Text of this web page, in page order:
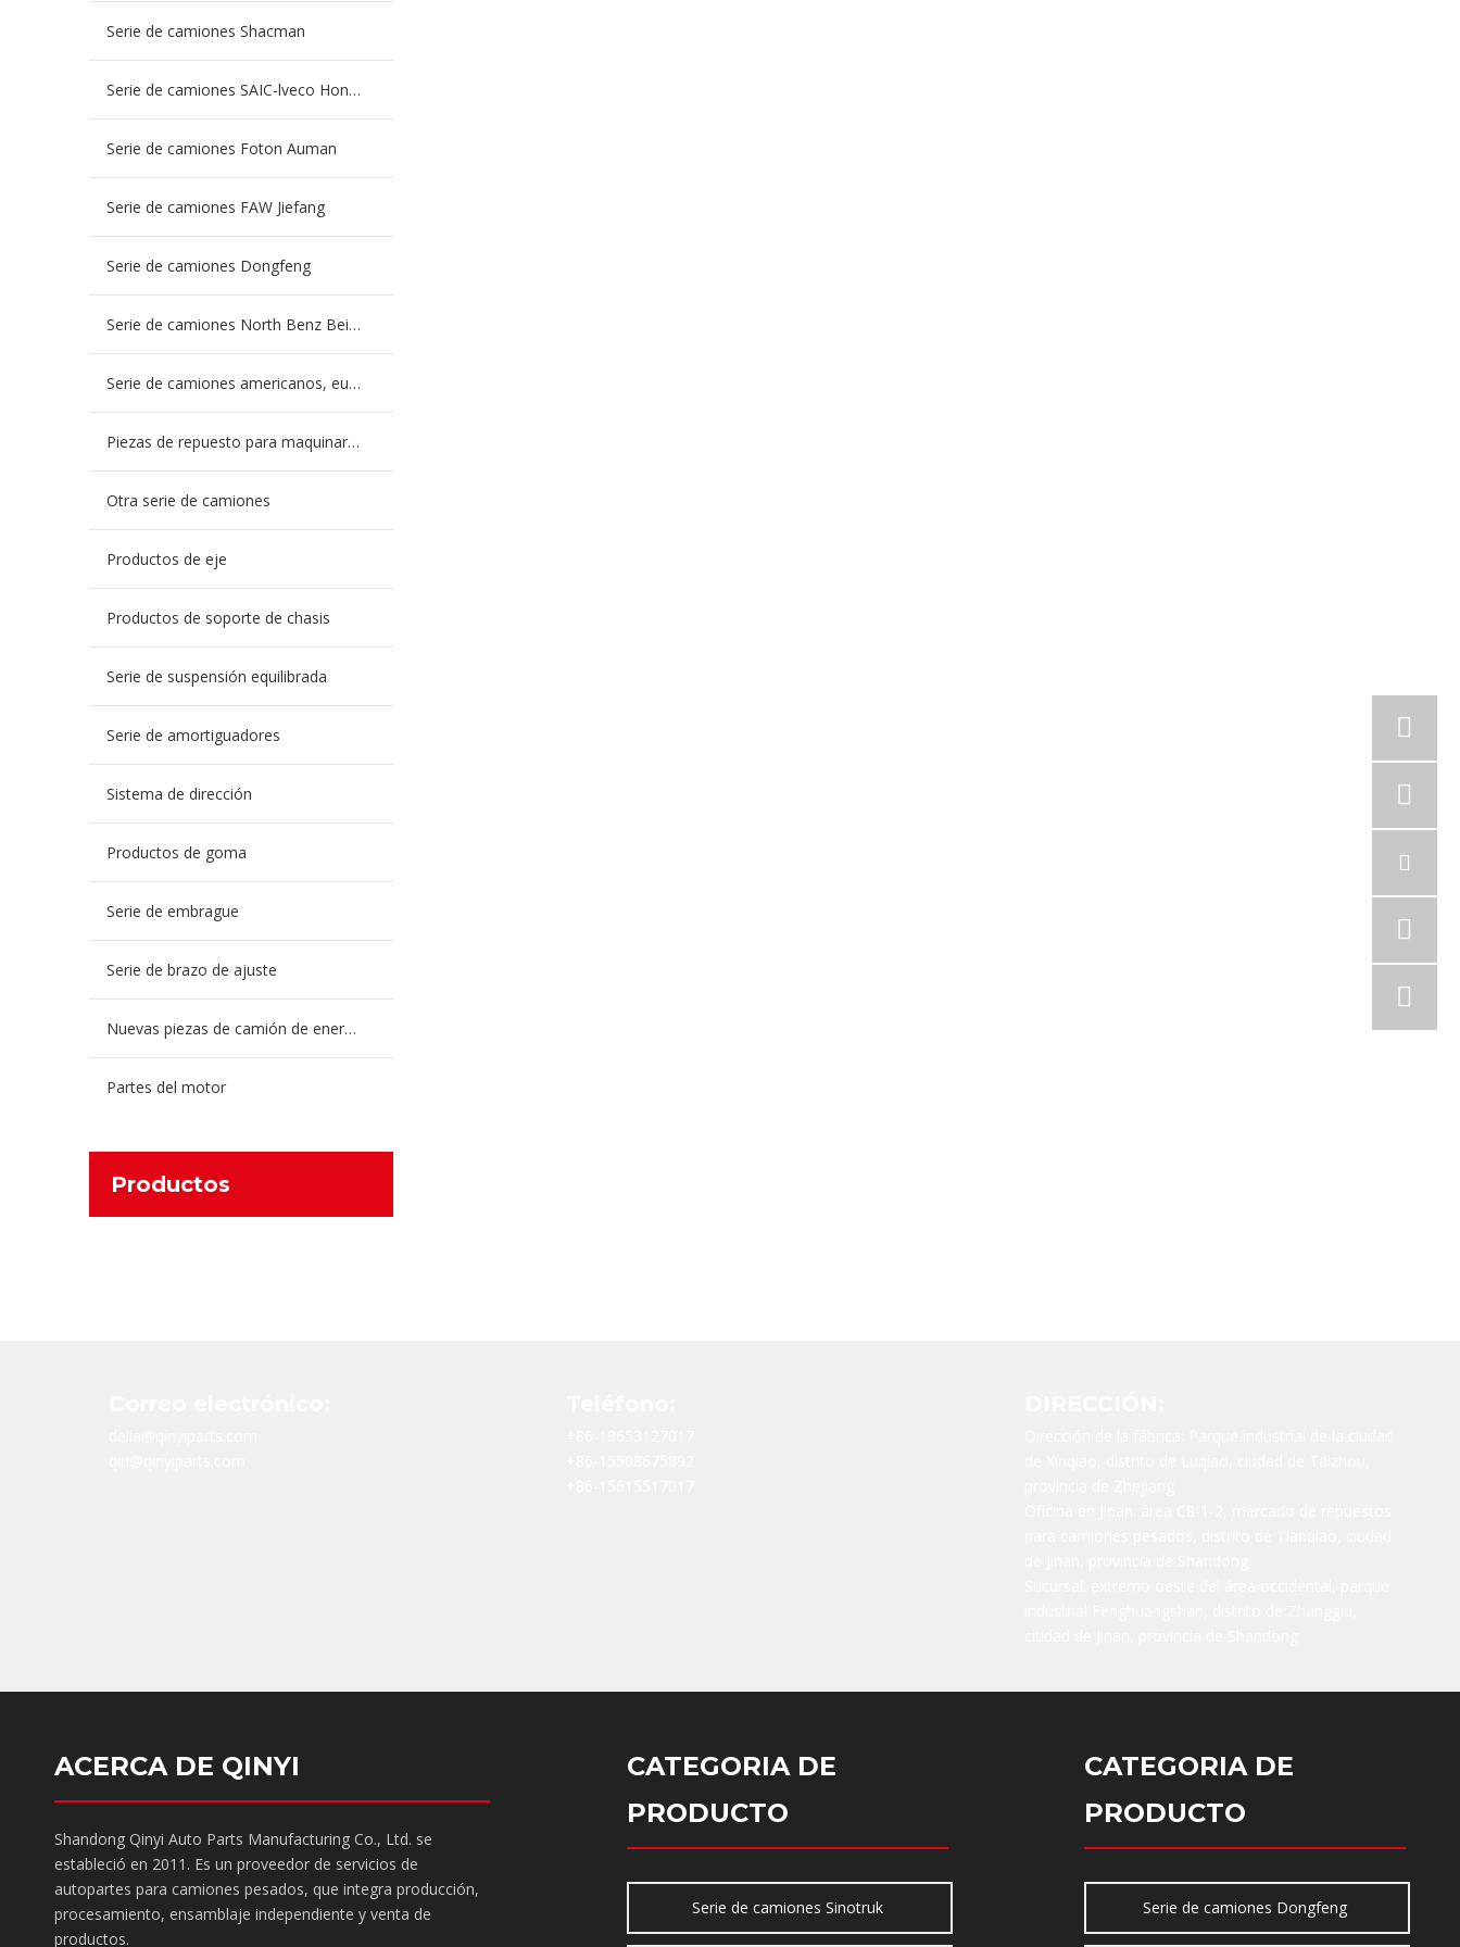
Serie de camiones Shacman
Serie de camiones SAIC-lveco Hongyan
Serie de camiones Foton Auman
Serie de camiones FAW Jiefang
Serie de camiones Dongfeng
Serie de camiones North Benz Beiben
Serie de camiones americanos, europeos y japoneses
Piezas de repuesto para maquinaria de ingeniería de camiones mineros
Otra serie de camiones
Productos de eje
Productos de soporte de chasis
Serie de suspensión equilibrada
Serie de amortiguadores
Sistema de dirección
Productos de goma
Serie de embrague
Serie de brazo de ajuste
Nuevas piezas de camión de energía
Partes del motor
Productos
ACERCA DE QINYI
Shandong Qinyi Auto Parts Manufacturing Co., Ltd. se
estableció en 2011. Es un proveedor de servicios de
autopartes para camiones pesados, que integra producción,
procesamiento, ensamblaje independiente y venta de
productos.
CATEGORIA DE
PRODUCTO
Serie de camiones Sinotruk
CATEGORIA DE
PRODUCTO
Serie de camiones Dongfeng